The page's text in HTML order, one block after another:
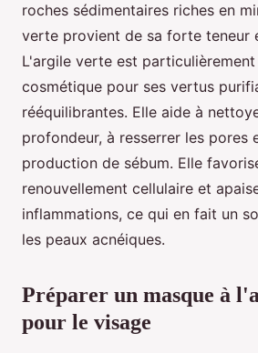
roches sédimentaires riches en
verte provient de sa forte teneur
L'argile verte est
cosmétique pour ses vertus
rééquilibrantes. Elle aide à
profondeur, à resserrer les pores
production de sébum. Elle
renouvellement cellulaire et
inflammations, ce qui en fait un
les peaux acnéiques.
Préparer un masque à
pour le visage